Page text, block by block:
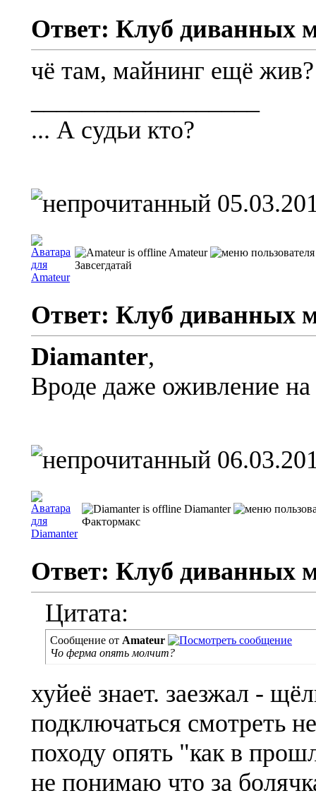
Ответ: Клуб диванных
чё там, майнинг ещё жив?
... А судьи кто?
Amateur
Завсегдатай
Ответ: Клуб диванных
Diamanter,
Вроде даже оживление
Diamanter
Фактормакс
Ответ: Клуб диванных
Цитата:
Сообщение от Amateur
Чо ферма опять молчит?
хуйеё знает. заезжал -
подключаться смотреть
походу опять "как в
не понимаю что за